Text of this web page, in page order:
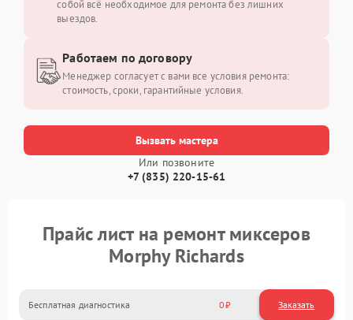
Вызвать мастера
Или позвоните
+7 (835) 220-15-61
собой всё необходимое для ремонта без лишних
выездов.
Работаем по договору
Менеджер согласует с вами все условия ремонта:
стоимость, сроки, гарантийные условия.
Прайс лист на ремонт миксеров
Morphy Richards
Бесплатная диагностика 0 Заказать